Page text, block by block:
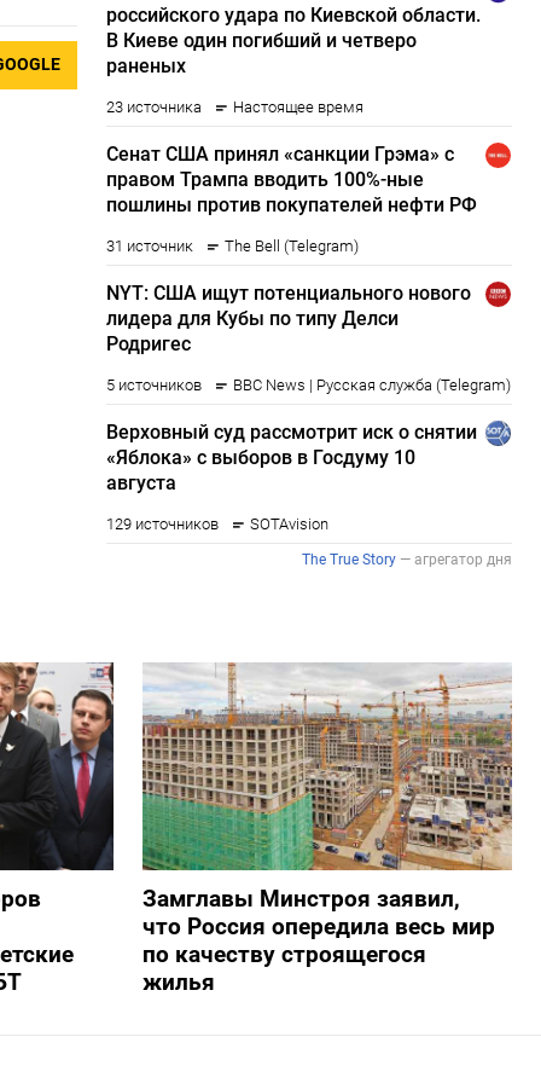
Замглавы Минстроя заявил,
что Россия опередила весь мир
по качеству строящегося
жилья